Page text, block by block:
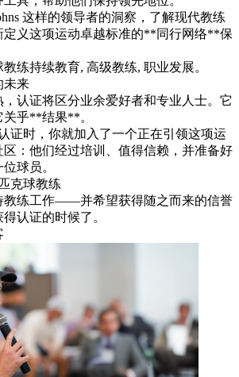
这样的领导者的洞察，了解现代教练
定义这项运动卓越标准的**同行网络**保
练持续教育, 高级教练, 职业发展。
未来
认证将区分业余爱好者和专业人士。它
乎**结果**。
证时，你就加入了一个正在引领这项运
：他们经过培训、值得信赖，并准备好
球员。
克球教练
教练工作——并希望获得随之而来的信誉
认证的时候了。